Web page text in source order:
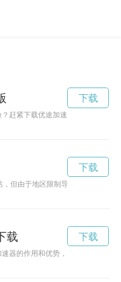
赶紧下载优途加速app最新版，让
下载
但由于地区限制导致一些用户无
下载
载
器的作用和优势，帮助用户更快
下载